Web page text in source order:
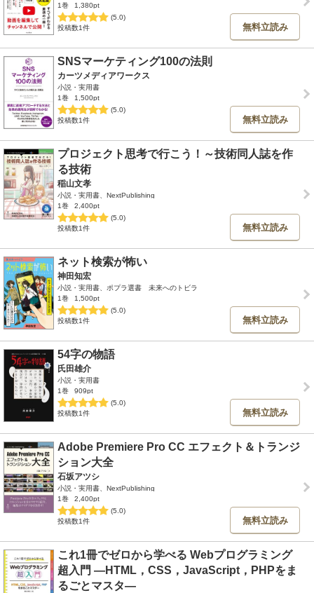
1巻
1,380pt
(5.0)
投稿数1件
無料立読み
SNSマーケティング100の法則
カーツメディアワークス
小説・実用書
1巻
1,500pt
(5.0)
投稿数1件
無料立読み
プロジェクト思考で行こう！～技術同人誌を作
る技術
稲山文孝
小説・実用書、NextPublishing
1巻
2,400pt
(5.0)
投稿数1件
無料立読み
ネット検索が怖い
神田知宏
小説・実用書、ポプラ選書 未来へのトビラ
1巻
1,500pt
(5.0)
投稿数1件
無料立読み
54字の物語
氏田雄介
小説・実用書
1巻
909pt
(5.0)
投稿数1件
無料立読み
Adobe Premiere Pro CC エフェクト＆トランジ
ション大全
石坂アツシ
小説・実用書、NextPublishing
1巻
2,400pt
(5.0)
投稿数1件
無料立読み
これ1冊でゼロから学べる Webプログラミング
超入門 ―HTML，CSS，JavaScript，PHPをま
るごとマスタ―